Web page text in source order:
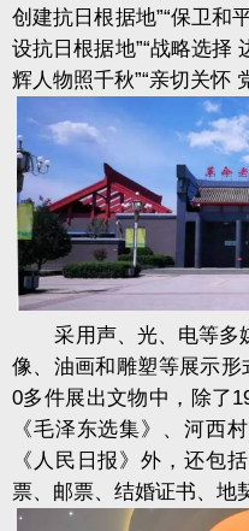
创建抗日根据地”“保卫和
设抗日根据地”“战略选择
辉人物照千秋”“亲切关怀
采用声、光、电等多
像、油画和雕塑等展示形
0多件展出文物中，除了
《毛泽东选集》、河西
《人民日报》外，还包
票、邮票、结婚证书、地